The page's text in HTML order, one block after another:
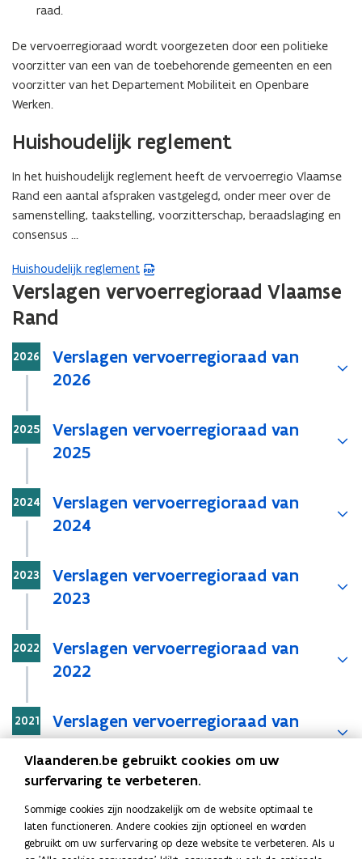
raad.
De vervoerregioraad wordt voorgezeten door een politieke
voorzitter van een van de toebehorende gemeenten en een
voorzitter van het Departement Mobiliteit en Openbare
Werken.
Huishoudelijk reglement
In het huishoudelijk reglement heeft de vervoerregio Vlaamse
Rand een aantal afspraken vastgelegd, onder meer over de
samenstelling, taakstelling, voorzitterschap, beraadslaging en
consensus …
Huishoudelijk reglement
(
P
D
F
b
a
n
p
e
t
i
v
e
Verslagen vervoerregioraad Vlaamse
Rand
Stap
2026
Verslagen vervoerregioraad van
2026
Stap
2025
Verslagen vervoerregioraad van
2025
Stap
2024
Verslagen vervoerregioraad van
2024
Stap
2023
Verslagen vervoerregioraad van
2023
Stap
2022
Verslagen vervoerregioraad van
2022
Stap
2021
Verslagen vervoerregioraad van
2021
Stap
Verslagen vervoerregioraad van
2020
Vlaanderen.be gebruikt cookies om uw
surfervaring te verbeteren.
Sommige cookies zijn noodzakelijk om de website optimaal te
laten functioneren. Andere cookies zijn optioneel en worden
gebruikt om uw surfervaring op deze website te verbeteren. Als u